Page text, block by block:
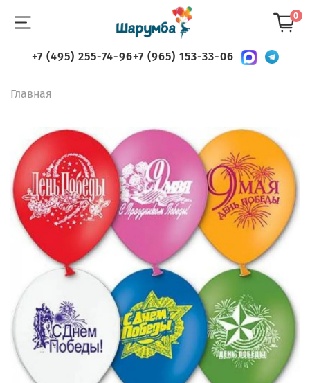
0
+7 (495) 255-74-96+7 (965) 153-33-06
Главная